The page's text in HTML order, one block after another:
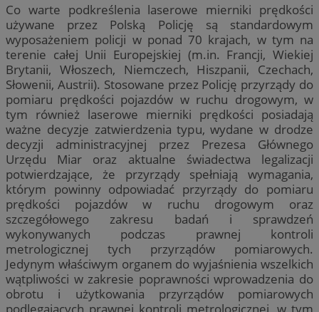
Co warte podkreślenia laserowe mierniki prędkości
używane przez Polską Policję są standardowym
wyposażeniem policji w ponad 70 krajach, w tym na
terenie całej Unii Europejskiej (m.in. Francji, Wiekiej
Brytanii, Włoszech, Niemczech, Hiszpanii, Czechach,
Słowenii, Austrii). Stosowane przez Policję przyrządy do
pomiaru prędkości pojazdów w ruchu drogowym, w
tym również laserowe mierniki prędkości posiadają
ważne decyzje zatwierdzenia typu, wydane w drodze
decyzji administracyjnej przez Prezesa Głównego
Urzędu Miar oraz aktualne świadectwa legalizacji
potwierdzające, że przyrządy spełniają wymagania,
którym powinny odpowiadać przyrządy do pomiaru
prędkości pojazdów w ruchu drogowym oraz
szczegółowego zakresu badań i sprawdzeń
wykonywanych podczas prawnej kontroli
metrologicznej tych przyrządów pomiarowych.
Jedynym właściwym organem do wyjaśnienia wszelkich
wątpliwości w zakresie poprawności wprowadzenia do
obrotu i użytkowania przyrządów pomiarowych
podlegających prawnej kontroli metrologicznej, w tym